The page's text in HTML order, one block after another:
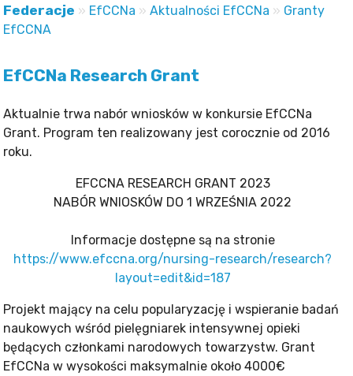
Federacje » EfCCNa »Aktualności EfCCNa » Granty
EfCCNA
EfCCNa Research Grant
Aktualnie trwa nabór wniosków w konkursie EfCCNa
Grant. Program ten realizowany jest corocznie od 2016
roku.
EFCCNA RESEARCH GRANT 2023
NABÓR WNIOSKÓW DO 1 WRZEŚNIA 2022
Informacje dostępne są na stronie
https://www.efccna.org/nursing-research/research?
layout=edit&id=187
Projekt mający na celu popularyzację i wspieranie badań
naukowych wśród pielęgniarek intensywnej opieki
będących członkami narodowych towarzystw. Grant
EfCCNa w wysokości maksymalnie około 4000€